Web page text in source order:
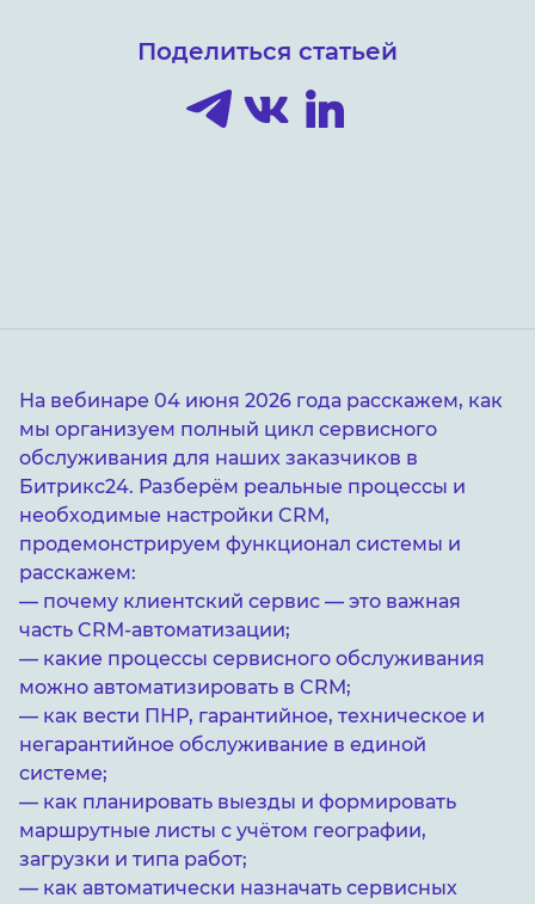
Поделиться статьей
На вебинаре 04 июня 2026 года расскажем, как
мы организуем полный цикл сервисного
обслуживания для наших заказчиков в
Битрикс24. Разберём реальные процессы и
необходимые настройки CRM,
продемонстрируем функционал системы и
расскажем:
— почему клиентский сервис — это важная
часть CRM-автоматизации;
— какие процессы сервисного обслуживания
можно автоматизировать в CRM;
— как вести ПНР, гарантийное, техническое и
негарантийное обслуживание в единой
системе;
— как планировать выезды и формировать
маршрутные листы с учётом географии,
загрузки и типа работ;
— как автоматически назначать сервисных